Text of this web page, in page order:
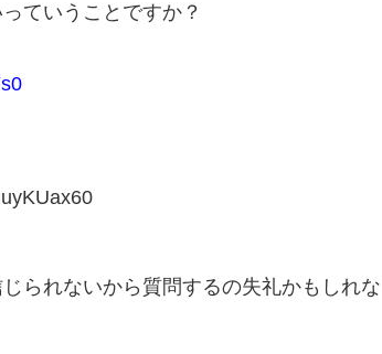
ていうことですか？
られないから質問するの失礼かもしれな